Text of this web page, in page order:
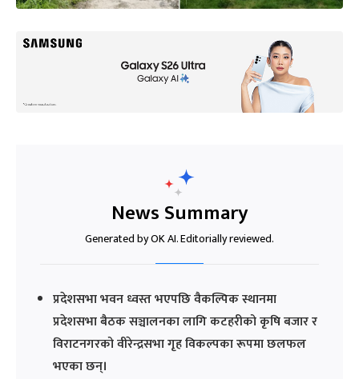
News Summary
Generated by OK AI. Editorially reviewed.
प्रदेशसभा भवन ध्वस्त भएपछि वैकल्पिक स्थानमा
प्रदेशसभा बैठक सञ्चालनका लागि कटहरीको कृषि बजार र
विराटनगरको वीरेन्द्रसभा गृह विकल्पका रूपमा छलफल
भएका छन्।